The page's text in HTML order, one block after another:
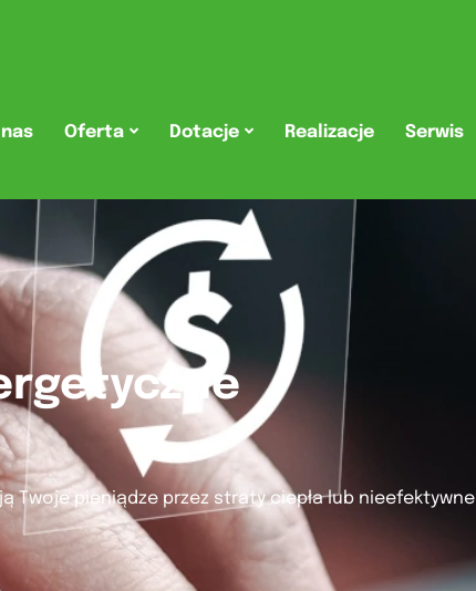
Oferta Dotacje Realizacje Serwis
Twoje pieniądze przez straty ciepła lub nieefektywne